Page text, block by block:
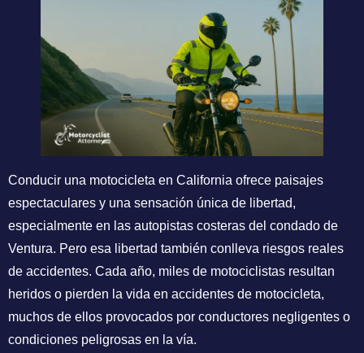
Conducir una motocicleta en California ofrece paisajes
espectaculares y una sensación única de libertad,
especialmente en las autopistas costeras del condado de
Ventura. Pero esa libertad también conlleva riesgos reales
de accidentes. Cada año, miles de motociclistas resultan
heridos o pierden la vida en accidentes de motocicleta,
muchos de ellos provocados por conductores negligentes o
condiciones peligrosas en la vía.